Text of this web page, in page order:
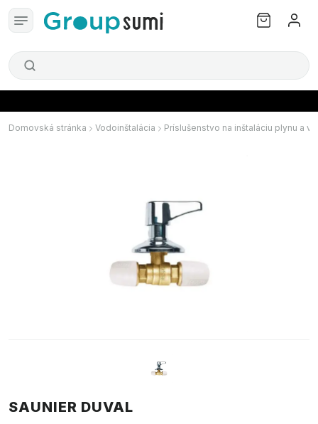
Domovská stránka Vodoinštalácia Príslušenstvo na inštaláciu plynu a
SAUNIER DUVAL